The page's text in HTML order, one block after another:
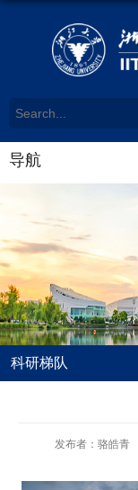
导航
科研梯队
发布者：骆皓青